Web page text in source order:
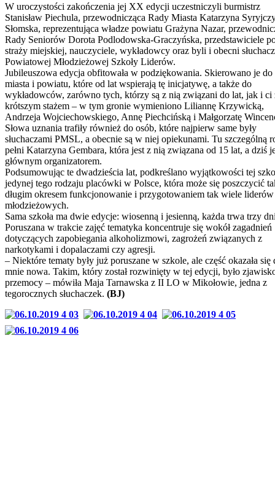
W uroczystości zakończenia jej XX edycji uczestniczyli burmistrz
Stanisław Piechula, przewodnicząca Rady Miasta Katarzyna
Słomska, reprezentująca władze powiatu Grażyna Nazar,
Rady Seniorów Dorota Podlodowska-Graczyńska, przedstawiciele
straży miejskiej, nauczyciele, wykładowcy oraz byli i obecni
Powiatowej Młodzieżowej Szkoły Liderów.
Jubileuszowa edycja obfitowała w podziękowania. Skierowano je do
miasta i powiatu, które od lat wspierają tę inicjatywę, a także do
wykładowców, zarówno tych, którzy są z nią związani do lat, jak i ci
krótszym stażem – w tym gronie wymieniono Liliannę Krzywicką,
Andrzeja Wojciechowskiego, Annę Piechcińską i Małgorzatę
Słowa uznania trafiły również do osób, które najpierw same były
słuchaczami PMSL, a obecnie są w niej opiekunami. Tu szczególną
pełni Katarzyna Gembara, która jest z nią związana od 15 lat, a dziś
głównym organizatorem.
Podsumowując te dwadzieścia lat, podkreślano wyjątkowości tej
jedynej tego rodzaju placówki w Polsce, która może się poszczycić
długim okresem funkcjonowanie i przygotowaniem tak wiele liderów
młodzieżowych.
Sama szkoła ma dwie edycje: wiosenną i jesienną, każda trwa trzy
Poruszana w trakcie zajęć tematyka koncentruje się wokół zagadnień
dotyczących zapobiegania alkoholizmowi, zagrożeń związanych z
narkotykami i dopalaczami czy agresji.
– Niektóre tematy były już poruszane w szkole, ale część okazała się
mnie nowa. Takim, który został rozwinięty w tej edycji, było
przemocy – mówiła Maja Tarnawska z II LO w Mikołowie, jedna z
tegorocznych słuchaczek. (BJ)